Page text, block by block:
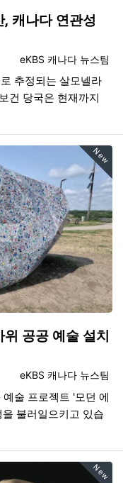
캐나다 연관성
등록자
eKBS 캐나다 뉴스팀
추정되는 살모넬라
건 당국은 현재까지
New
공공 예술 설치
등록자
eKBS 캐나다 뉴스팀
술 프로젝트 '모던 에
불러일으키고 있습
New